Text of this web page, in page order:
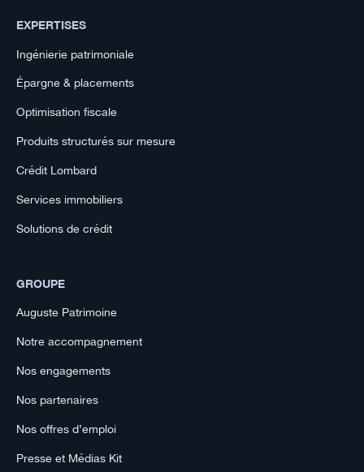
EXPERTISES
Ingénierie patrimoniale
Épargne & placements
Optimisation fiscale
Produits structurés sur mesure
Crédit Lombard
Services immobiliers
Solutions de crédit
GROUPE
Auguste Patrimoine
Notre accompagnement
Nos engagements
Nos partenaires
Nos offres d’emploi
Presse et Médias Kit